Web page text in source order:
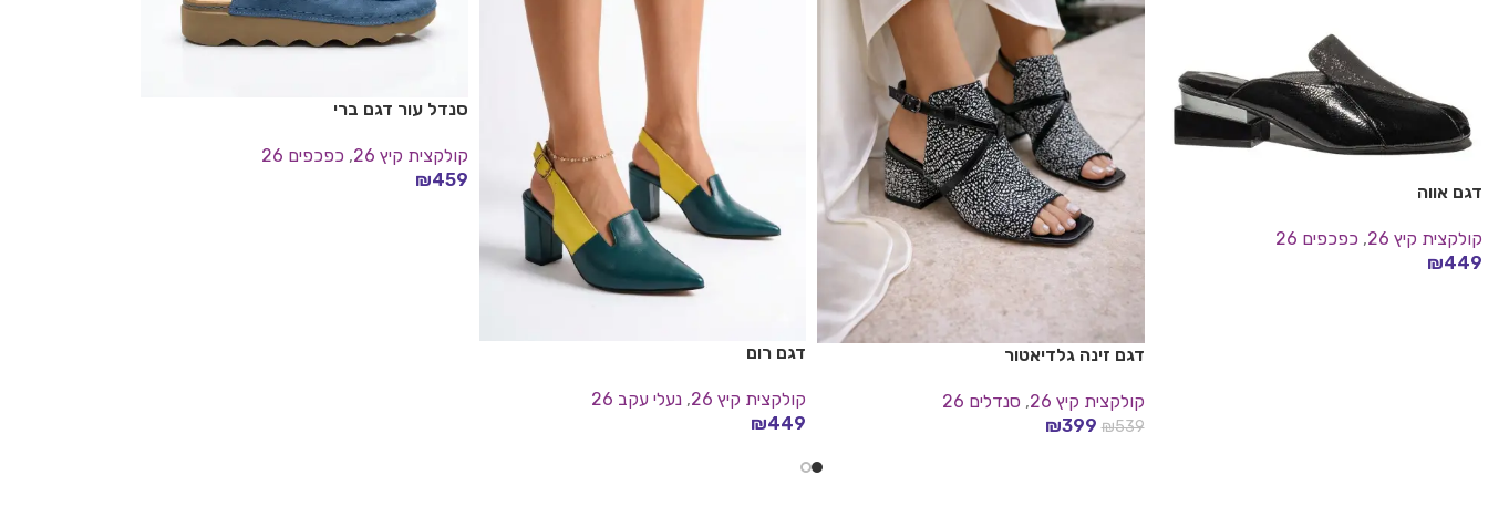
דגם אווה
קולקצית קיץ 26 , כפכפים 26
₪449
דגם זינה גלדיאטור
קולקצית קיץ 26 , סנדלים 26
₪539
₪399
דגם רום
קולקצית קיץ 26 , נעלי עקב 26
₪449
סנדל עור דגם ברי
קולקצית קיץ 26 ,כפכפים 26
₪459